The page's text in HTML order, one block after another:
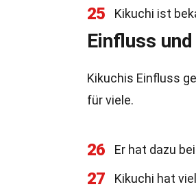
25 Kikuchi ist
Einfluss
Kikuchis Einfluss
für viele.
26 Er hat dazu
27 Kikuchi hat